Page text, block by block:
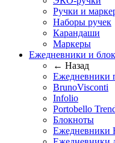
Ручки и
Наборы ручек
Карандаши
Маркеры
Ежедневники и
← Назад
Ежедневники
BrunoVisconti
Infolio
Portobello
Блокноты
Ежедневники